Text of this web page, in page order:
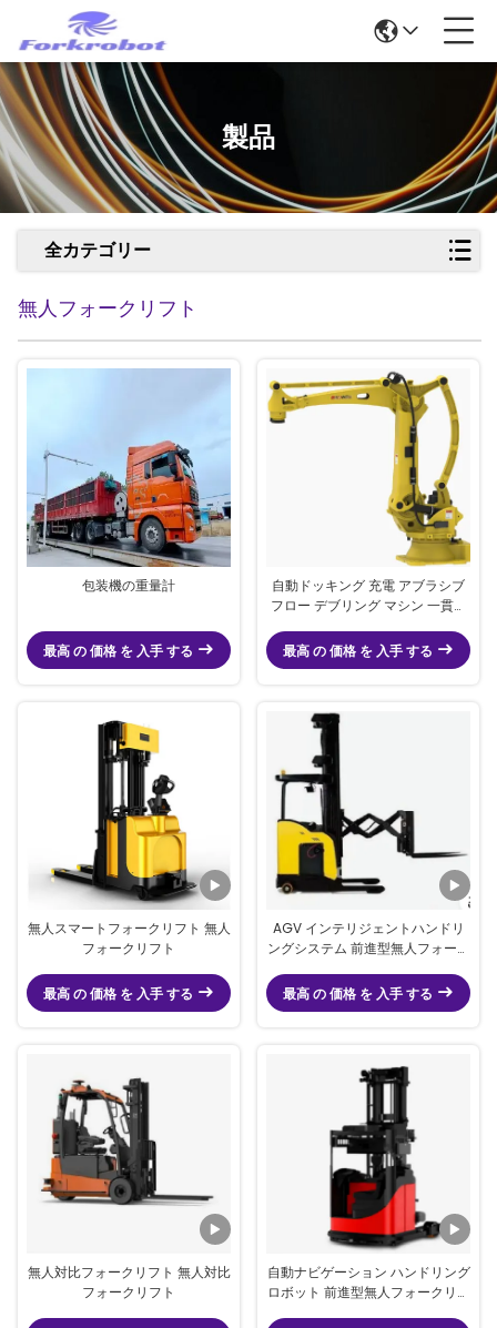
製品
全カテゴリー
無人フォークリフト
包装機の重量計
最高 の 価格 を 入手 する
自動ドッキング 充電 アブラシブ
フロー デブリング マシン 一貫し
のための自動化システム
最高 の 価格 を 入手 する
無人スマートフォークリフト 無人
フォークリフト
最高 の 価格 を 入手 する
AGV インテリジェントハンドリ
ングシステム 前進型無人フォーク
最高 の 価格 を 入手 する
無人対比フォークリフト 無人対比
フォークリフト
自動ナビゲーション ハンドリング
ロボット 前進型無人フォークリフ